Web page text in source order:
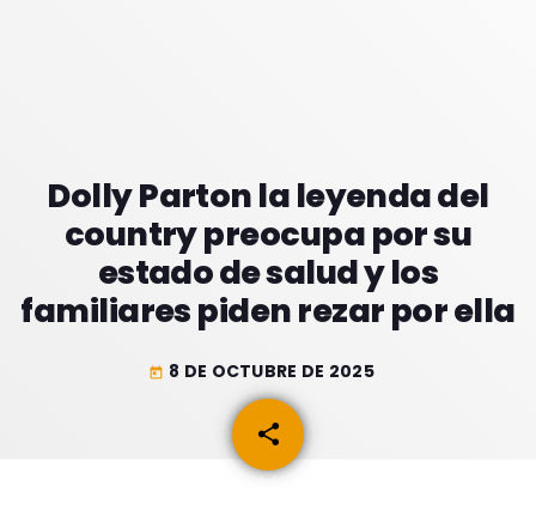
Dolly Parton la leyenda del
country preocupa por su
estado de salud y los
familiares piden rezar por ella
today 8 DE OCTUBRE DE 2025
share
email